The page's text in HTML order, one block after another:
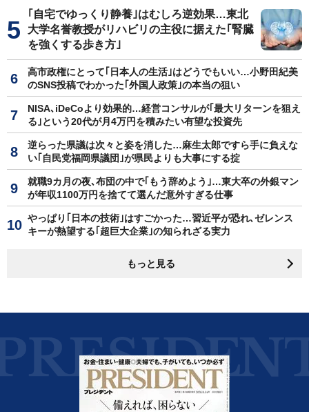
｢自宅でゆっくり静養｣はむしろ逆効果…東北
大学名誉教授がリハビリの主役に据えた｢腎臓
を強くする歩き方｣
高市政権にとって｢日本人の生活｣はどうでもいい…小野田紀美
のSNS投稿でわかった｢外国人政策｣の本当の狙い
NISA､iDeCoより効果的…経営コンサルが｢最大リターンを狙え
る｣という20代が月4万円を積みたい有望な投資先
逆らった県議は次々と姿を消した…麻生太郎ですら手に負えな
い｢自民党福岡県議団｣が県民よりも大事にする掟
就職9カ月の夜､布団の中で｢もう辞めよう｣…東大卒の外銀マン
が年収1100万円を捨てて選んだ意外すぎる仕事
やっぱり｢日本の技術｣はすごかった…習近平が恐れ､ゼレンス
キーが熱望する｢超巨大企業｣の知られざる実力
もっと見る